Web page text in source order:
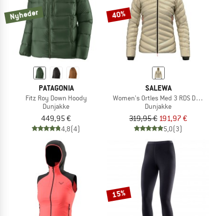
Nyheder
PATAGONIA
Fitz Roy Down Hoody
Dunjakke
449,95 €
4,8(4)
40%
SALEWA
Women's Ortles Med 3 RDS Down
Dunjakke
319,95 € 191,97 €
5,0(3)
15%